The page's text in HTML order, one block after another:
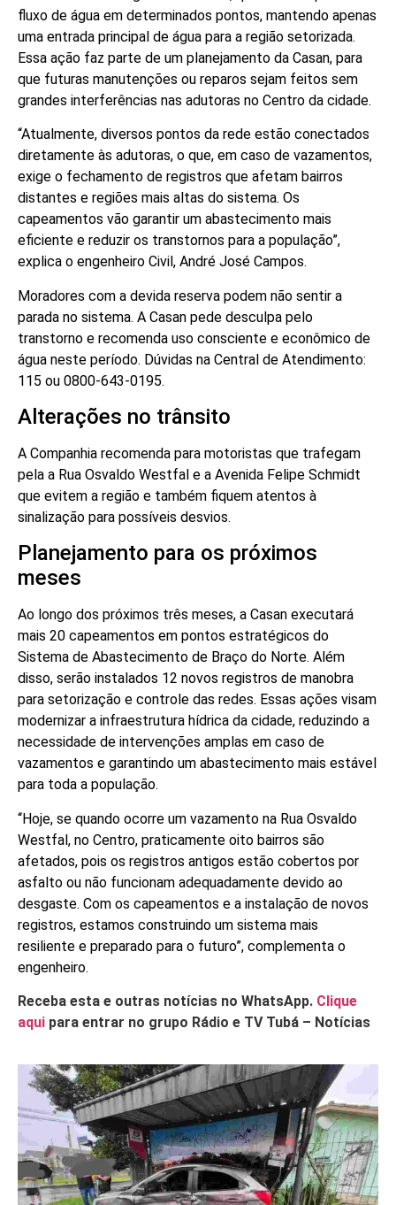
fluxo de água em determinados pontos, mantendo apenas
uma entrada principal de água para a região setorizada.
Essa ação faz parte de um planejamento da Casan, para
que futuras manutenções ou reparos sejam feitos sem
grandes interferências nas adutoras no Centro da cidade.
“Atualmente, diversos pontos da rede estão conectados
diretamente às adutoras, o que, em caso de vazamentos,
exige o fechamento de registros que afetam bairros
distantes e regiões mais altas do sistema. Os
capeamentos vão garantir um abastecimento mais
eficiente e reduzir os transtornos para a população”,
explica o engenheiro Civil, André José Campos.
Moradores com a devida reserva podem não sentir a
parada no sistema. A Casan pede desculpa pelo
transtorno e recomenda uso consciente e econômico de
água neste período. Dúvidas na Central de Atendimento:
115 ou 0800-643-0195.
Alterações no trânsito
A Companhia recomenda para motoristas que trafegam
pela a Rua Osvaldo Westfal e a Avenida Felipe Schmidt
que evitem a região e também fiquem atentos à
sinalização para possíveis desvios.
Planejamento para os próximos
meses
Ao longo dos próximos três meses, a Casan executará
mais 20 capeamentos em pontos estratégicos do
Sistema de Abastecimento de Braço do Norte. Além
disso, serão instalados 12 novos registros de manobra
para setorização e controle das redes. Essas ações visam
modernizar a infraestrutura hídrica da cidade, reduzindo a
necessidade de intervenções amplas em caso de
vazamentos e garantindo um abastecimento mais estável
para toda a população.
“Hoje, se quando ocorre um vazamento na Rua Osvaldo
Westfal, no Centro, praticamente oito bairros são
afetados, pois os registros antigos estão cobertos por
asfalto ou não funcionam adequadamente devido ao
desgaste. Com os capeamentos e a instalação de novos
registros, estamos construindo um sistema mais
resiliente e preparado para o futuro”, complementa o
engenheiro.
Receba esta e outras notícias no WhatsApp. Clique
aqui para entrar no grupo Rádio e TV Tubá – Notícias